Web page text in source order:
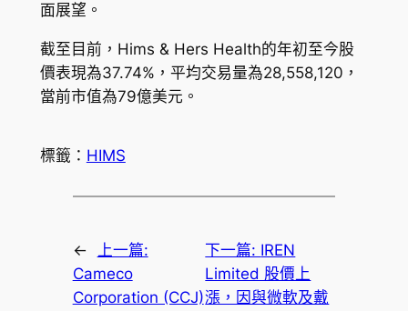
面展望。
截至目前，Hims & Hers Health的年初至今股
價表現為37.74%，平均交易量為28,558,120，
當前市值為79億美元。
標籤： HIMS
←
上一篇:
Cameco
Corporation (CCJ)
下一篇: IREN
Limited 股價上
漲，因與微軟及戴